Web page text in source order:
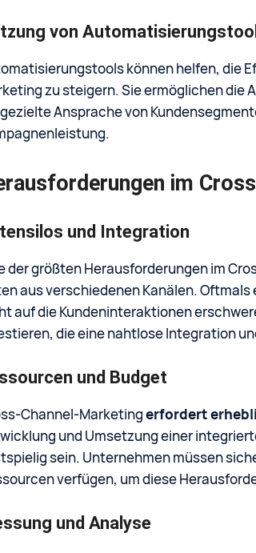
von
können helfen, die
zu steigern. Sie ermöglichen die
Ansprache von
im
und Integration
der größten Herausforderungen im
aus verschiedenen Kanälen.
auf die Kundeninteraktionen
die eine nahtlose Integration
und Budget
Channel-Marketingerfordert
und Umsetzung einer
sein. Unternehmen müssen
verfügen, um diese
und Analyse